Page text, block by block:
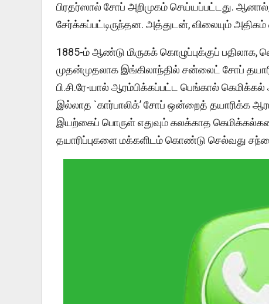
பிரதர்ஸால் சோப் அறிமுகம் செய்யப்பட்டது.
சேர்க்கப்பட்டிருந்தன. அத்துடன், விலையும்
1885-ம் ஆண்டு மிருகக் கொழுப்புக்குப் பதிலாக,
முதன்முதலாக இங்கிலாந்தில் சன்லைட் சோப்
பி.சி.ரே-யால் ஆரம்பிக்கப்பட்ட பெங்கால்
இல்லாத `கார்பாலிக்’ சோப் ஒன்றைத் தயாரிக்க
இயற்கைப் பொருள் எதுவும் கலக்காத
தயாரிப்புகளை மக்களிடம் கொண்டு செல்வது